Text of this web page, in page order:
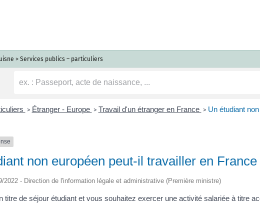
> Services publics – particuliers
> Étranger - Europe > Travail d'un étranger en France > Un étudiant
non européen peut-il travailler en France
2022 - Direction de l'information légale et administrative (Première ministre)
titre de séjour étudiant et vous souhaitez exercer une activité salariée à titre